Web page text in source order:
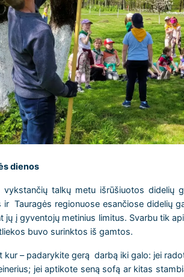
dienos
talkų metu išrūšiuotos didelių
ir Tauragės regionuose esančiose didelių
jų į gyventojų metinius limitus. Svarbu tik
buvo surinktos iš gamtos.
kur – padarykite gerą darbą iki galo: jei
jei aptikote seną sofą ar kitas